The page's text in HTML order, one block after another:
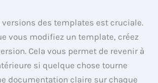
versions des templates est cruciale.
vous modifiez un template, créez
Cela vous permet de revenir à
si quelque chose tourne
documentation claire sur chaque